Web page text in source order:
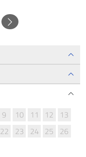
Successivo
9 10 11 12
13
22 23 24 25
26